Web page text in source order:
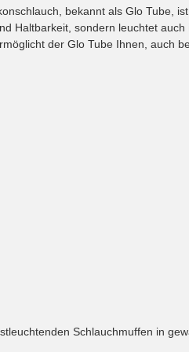
bekannt als Glo Tube,
Haltbarkeit, sondern leuchtet
der Glo Tube Ihnen, auch
Schlauchmuffen in